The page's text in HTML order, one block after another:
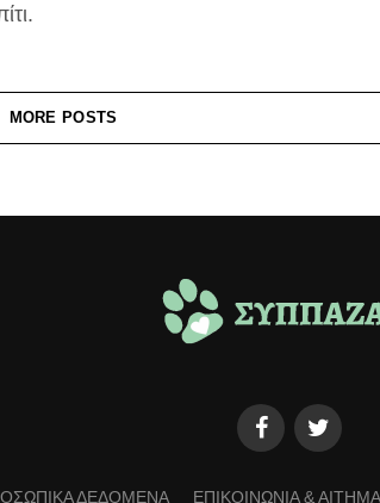
MORE POSTS
ΔΕΔΟΜΕΝΑ ΕΠΙΚΟΙΝΩΝΙΑ &